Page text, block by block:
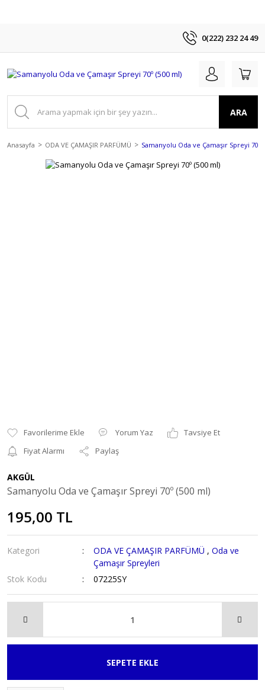
0(222) 232 24 49
ARA
Anasayfa ODA VE ÇAMAŞIR PARFÜMÜ Samanyolu Oda ve Çamaşır Spreyi 70º
Yorum Yaz
Tavsiye Et
Fiyat Alarmı
Paylaş
AKGÜL
Samanyolu Oda ve Çamaşır Spreyi 70º (500 ml)
195,00 TL
Kategori ODA VE ÇAMAŞIR PARFÜMÜ ,Oda ve
Çamaşır Spreyleri
Stok Kodu
07225SY
SEPETE EKLE